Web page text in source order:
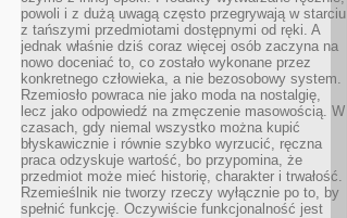
powoli i z dużą uwagą często przegrywają w starciu
z tańszymi przedmiotami dostępnymi od ręki. A
jednak właśnie dziś coraz więcej osób zaczyna na
nowo doceniać to, co zostało wykonane przez
konkretnego człowieka, a nie bezosobowy system.
Rzemiosło powraca nie jako moda na nostalgię,
lecz jako odpowiedź na zmęczenie masowością. W
czasach, gdy niemal wszystko można kupić
błyskawicznie i równie szybko wyrzucić, ręczna
praca odzyskuje wartość, bo przypomina, że
przedmiot może mieć historię, charakter i trwałość.
Rzemieślnik nie tworzy rzeczy wyłącznie po to, by
spełnić funkcję. Oczywiście funkcjonalność jest